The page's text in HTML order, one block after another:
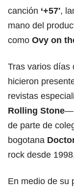
canción ‘+57′,
mano del
como Ovy on
Tras varios
hicieron
revistas
Rolling Stone—,
de parte de
bogotana
rock desde
En medio de su